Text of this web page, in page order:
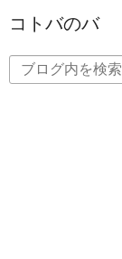
コトバのバ